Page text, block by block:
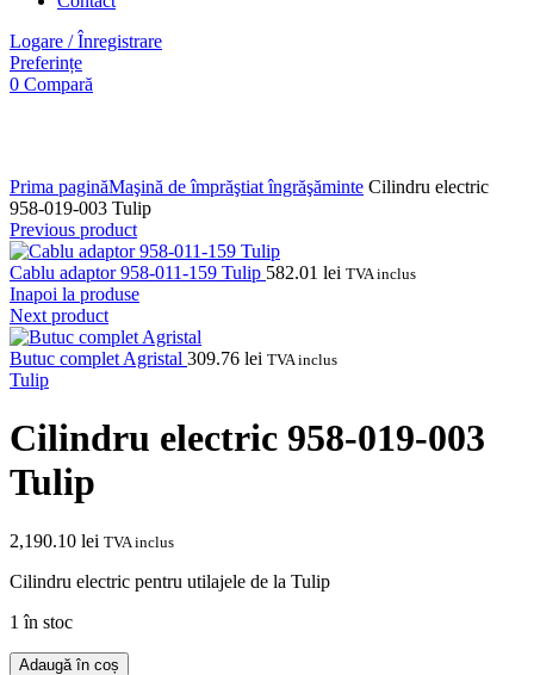
Logare / Înregistrare
Preferințe
0 Compară
Prima paginăMaşină de împrăştiat îngrăşăminte Cilindru electric
958-019-003 Tulip
Previous product
Cablu adaptor 958-011-159 Tulip 582.01 lei TVA inclus
Inapoi la produse
Next product
Butuc complet Agristal 309.76 lei TVA inclus
Tulip
Cilindru electric 958-019-003
Tulip
2,190.10 lei TVA inclus
Cilindru electric pentru utilajele de la Tulip
1 în stoc
Adaugă în coș